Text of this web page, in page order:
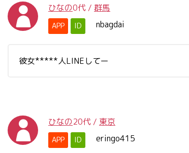
ひなの0代 / 群馬
APP ID nbagdai
彼女*****人LINEしてー
ひなの20代 / 東京
APP ID eringo415